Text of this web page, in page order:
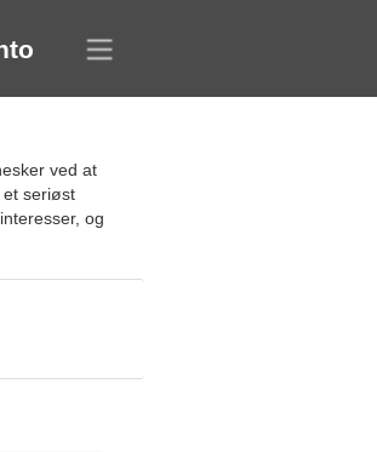
ved at
et seriøst
og